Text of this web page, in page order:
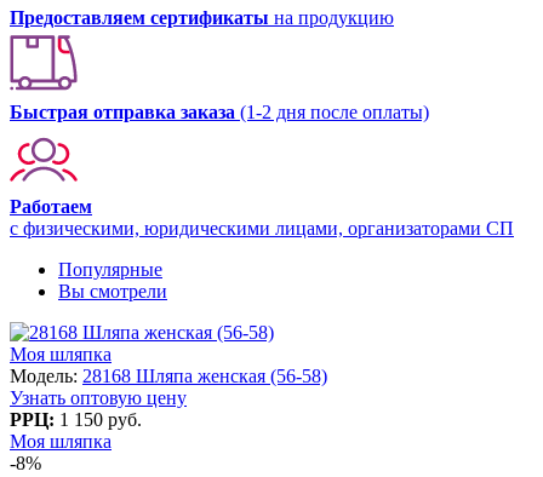
Предоставляем сертификаты на продукцию
Быстрая отправка заказа (1-2 дня после оплаты)
Работаем
с физическими, юридическими лицами, организаторами СП
Популярные
Вы смотрели
Моя шляпка
Модель: 28168 Шляпа женская (56-58)
Узнать оптовую цену
РРЦ: 1 150 руб.
Моя шляпка
-8%